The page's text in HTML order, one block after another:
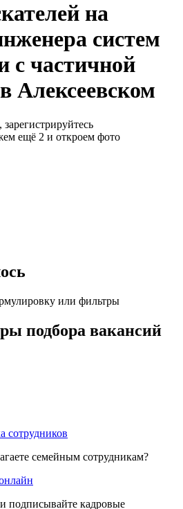
на
систем
с частичной
Алексеевском
ещё 2 и откроем фото
или фильтры
подбора вакансий
сотрудников
семейным сотрудникам?
подписывайте кадровые